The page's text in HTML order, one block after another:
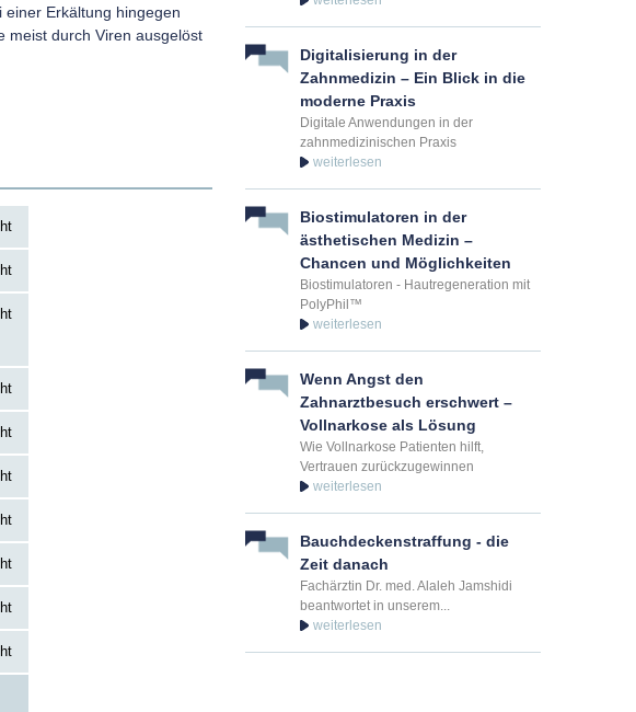
einer Erkältung hingegen
meist durch Viren ausgelöst
Digitalisierung in der
Zahnmedizin – Ein Blick in die
moderne Praxis
Digitale Anwendungen in der
zahnmedizinischen Praxis
Biostimulatoren in der
ästhetischen Medizin –
Chancen und Möglichkeiten
Biostimulatoren - Hautregeneration mit
PolyPhil™
Wenn Angst den
Zahnarztbesuch erschwert –
Vollnarkose als Lösung
Wie Vollnarkose Patienten hilft,
Vertrauen zurückzugewinnen
Bauchdeckenstraffung - die
Zeit danach
Fachärztin Dr. med. Alaleh Jamshidi
beantwortet in unserem...